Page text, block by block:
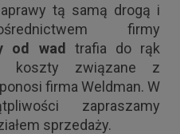
tą samą drogą i
firmy
od wad trafia do rąk
koszty związane z
firma Weldman. W
zapraszamy
sprzedaży.